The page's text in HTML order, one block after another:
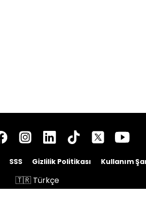
SSS Gizlilik Politikası Kullanım
🇹🇷 Türkçe